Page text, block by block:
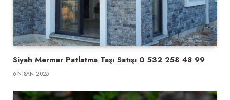
Siyah Mermer Patlatma Taşı Satışı 0 532 258 48 99
6 NISAN 2025